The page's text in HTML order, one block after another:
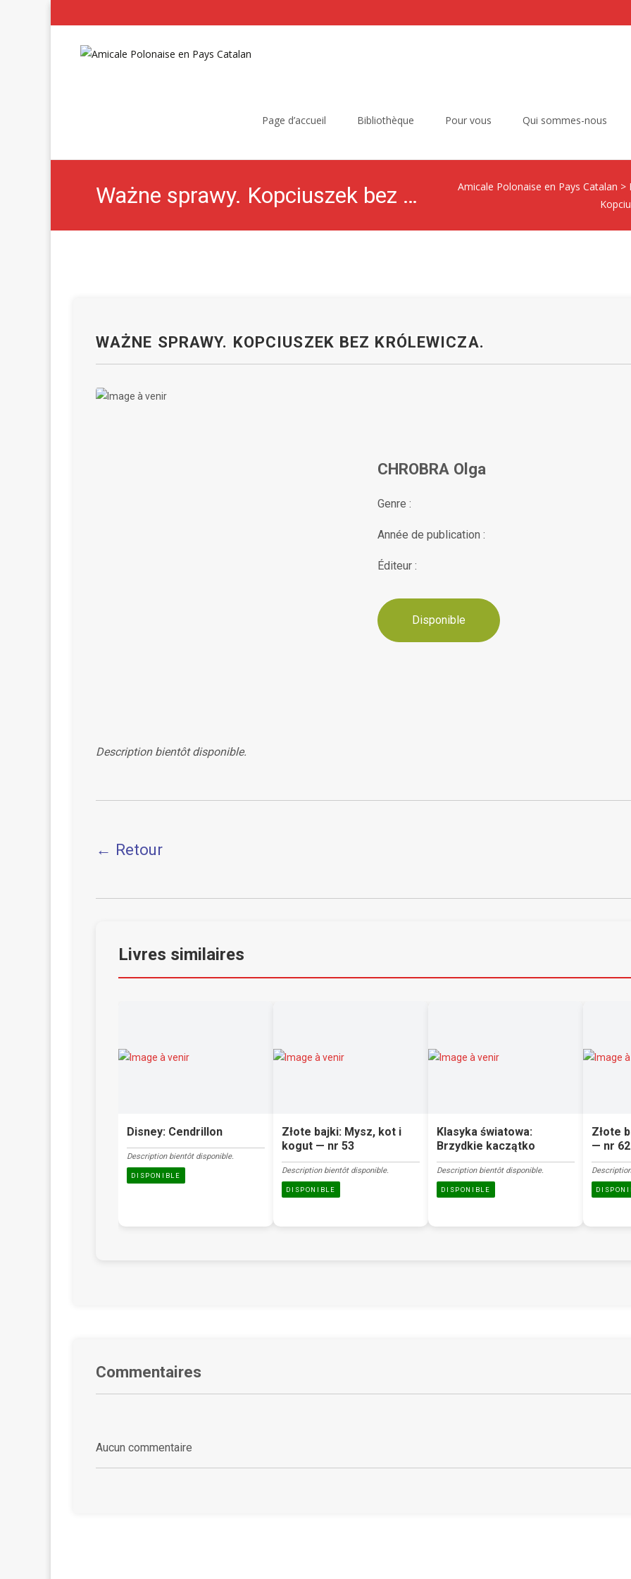
Page d’accueil Bibliothèque Pour vous Qui sommes-nous
Ważne sprawy. Kopciuszek bez królewicza. Amicale Polonaise en Pays Catalan >
WAŻNE SPRAWY. KOPCIUSZEK BEZ KRÓLEWICZA.
CHROBRA Olga
Genre :
Année de publication :
Éditeur :
Disponible
Description bientôt disponible.
← Retour
Livres similaires
Disney: Cendrillon
Description bientôt disponible.
DISPONIBLE
Złote bajki: Mysz, kot i
kogut — nr 53
Description bientôt disponible.
DISPONIBLE
Klasyka światowa:
Brzydkie kaczątko
Description bientôt disponible.
DISPONIBLE
Złote
— nr 62
Commentaires
Aucun commentaire